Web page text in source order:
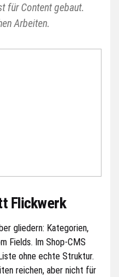
für Content gebaut.
Arbeiten.
Flickwerk
gliedern: Kategorien,
Fields. Im Shop-CMS
ohne echte Struktur.
reichen, aber nicht für